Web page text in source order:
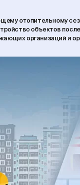
отопительному
объектов
организаций и